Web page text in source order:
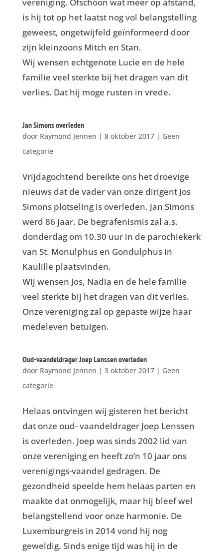
is hij tot op het laatst nog vol belangstelling
geweest, ongetwijfeld geïnformeerd door
zijn kleinzoons Mitch en Stan.
Wij wensen echtgenote Lucie en de hele
familie veel sterkte bij het dragen van dit
verlies. Dat hij moge rusten in vrede.
Jan Simons overleden
door Raymond Jennen | 8 oktober 2017| Geen
categorie
Vrijdagochtend bereikte ons het droevige
nieuws dat de vader van onze dirigent Jos
Simons plotseling is overleden. Jan Simons
werd 86 jaar. De begrafenismis zal a.s.
donderdag om 10.30 uur in de parochiekerk
van St. Monulphus en Gondulphus in
Kaulille plaatsvinden.
Wij wensen Jos, Nadia en de hele familie
veel sterkte bij het dragen van dit verlies.
Onze vereniging zal op gepaste wijze haar
medeleven betuigen.
Oud-vaandeldrager Joep Lenssen overleden
door Raymond Jennen | 3 oktober 2017| Geen
categorie
Helaas ontvingen wij gisteren het bericht
dat onze oud- vaandeldrager Joep Lenssen
is overleden. Joep was sinds 2002 lid van
onze vereniging en heeft zo’n 10 jaar ons
verenigings-vaandel gedragen. De
gezondheid speelde hem helaas parten en
maakte dat onmogelijk, maar hij bleef wel
belangstellend voor onze harmonie. De
Luxemburgreis in 2014 vond hij nog
geweldig. Sinds enige tijd was hij in de